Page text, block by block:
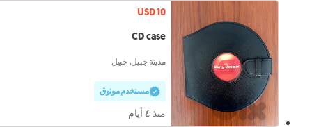
USD 10
CD case
مدينة جبيل, جبيل
مستخدم موثوق
منذ ٤ أيام